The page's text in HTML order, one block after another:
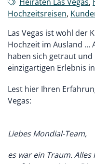
Hochzeitsreisen,
Las Vegas ist wohl der
Hochzeit im Ausland …
haben sich getraut
einzigartigen Erlebnis
Lest hier Ihren
Vegas:
Liebes Mondial-Team,
es war ein Traum.